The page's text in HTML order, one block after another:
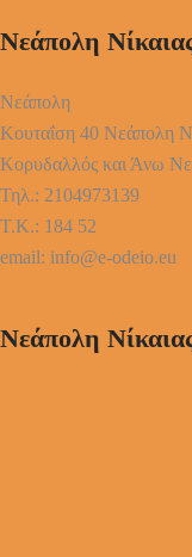
Νεάπολη
Νεάπολη
Κουταΐση 40 Νεάπολη
Κορυδαλλός και Άνω
Τηλ.: 2104973139
Τ.Κ.: 184 52
email: info@e-odeio.eu
Νεάπολη